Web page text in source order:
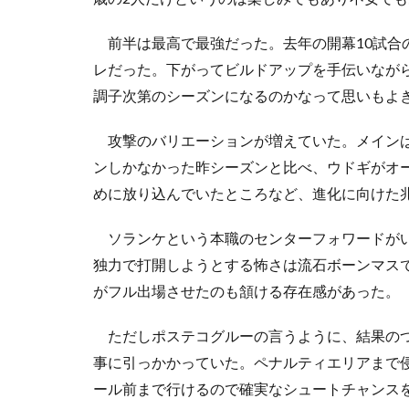
前半は最高で最強だった。去年の開幕10試合
レだった。下がってビルドアップを手伝いな
調子次第のシーズンになるのかなって思いも
攻撃のバリエーションが増えていた。メイン
ンしかなかった昨シーズンと比べ、ウドギが
めに放り込んでいたところなど、進化に向けた
ソランケという本職のセンターフォワードが
独力で打開しようとする怖さは流石ボーンマ
がフル出場させたのも頷ける存在感があった。
ただしポステコグルーの言うように、結果の
事に引っかかっていた。ペナルティエリアま
ール前まで行けるので確実なシュートチャン